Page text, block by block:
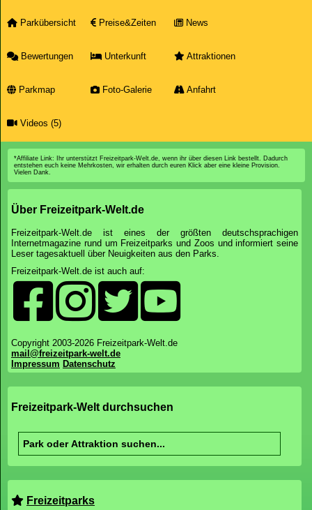
Parkübersicht Preise&Zeiten News
Bewertungen Unterkunft Attraktionen
Parkmap Foto-Galerie Anfahrt
Videos (5)
*Affiliate Link: Ihr unterstützt Freizeitpark-Welt.de, wenn ihr über diesen Link bestellt. Dadurch
entstehen euch keine Mehrkosten, wir erhalten durch euren Klick aber eine kleine Provision.
Vielen Dank.
Über Freizeitpark-Welt.de
Freizeitpark-Welt.de ist eines der größten deutschsprachigen
Internetmagazine rund um Freizeitparks und Zoos und informiert seine
Leser tagesaktuell über Neuigkeiten aus den Parks.
Freizeitpark-Welt.de ist auch auf:
Copyright 2003-2026 Freizeitpark-Welt.de
mail@freizeitpark-welt.de
Impressum Datenschutz
Freizeitpark-Welt durchsuchen
Freizeitparks